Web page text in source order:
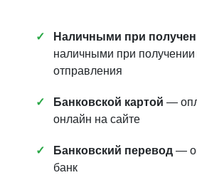
Наличными при
наличными при получении
отправления
Банковской картой —
онлайн на сайте
Банковский перевод —
банк